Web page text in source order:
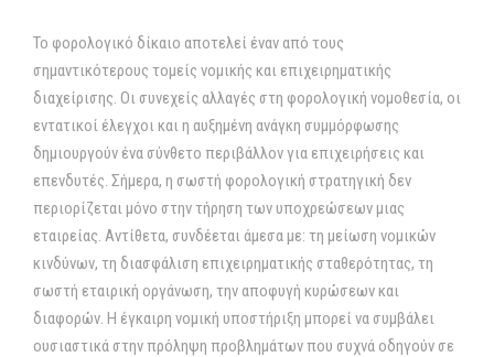
Το φορολογικό δίκαιο αποτελεί έναν από τους
σημαντικότερους τομείς νομικής και επιχειρηματικής
διαχείρισης. Οι συνεχείς αλλαγές στη φορολογική νομοθεσία, οι
εντατικοί έλεγχοι και η αυξημένη ανάγκη συμμόρφωσης
δημιουργούν ένα σύνθετο περιβάλλον για επιχειρήσεις και
επενδυτές. Σήμερα, η σωστή φορολογική στρατηγική δεν
περιορίζεται μόνο στην τήρηση των υποχρεώσεων μιας
εταιρείας. Αντίθετα, συνδέεται άμεσα με: τη μείωση νομικών
κινδύνων, τη διασφάλιση επιχειρηματικής σταθερότητας, τη
σωστή εταιρική οργάνωση, την αποφυγή κυρώσεων και
διαφορών. Η έγκαιρη νομική υποστήριξη μπορεί να συμβάλει
ουσιαστικά στην πρόληψη προβλημάτων που συχνά οδηγούν σε